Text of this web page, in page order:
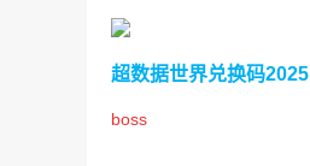
超数据世界兑换码2025
boss